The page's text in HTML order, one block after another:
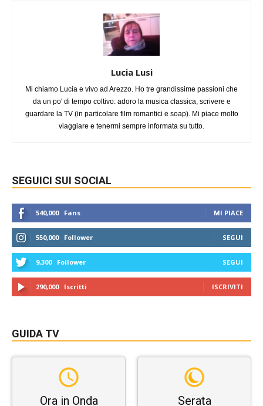
Lucia Lusi
Mi chiamo Lucia e vivo ad Arezzo. Ho tre grandissime passioni che
da un po' di tempo coltivo: adoro la musica classica, scrivere e
guardare la TV (in particolare film romantici e soap). Mi piace molto
viaggiare e tenermi sempre informata su tutto.
SEGUICI SUI SOCIAL
540,000 Fans MI PIACE
550,000 Follower SEGUI
9,300 Follower SEGUI
290,000 Iscritti ISCRIVITI
GUIDA TV
Ora in Onda Serata